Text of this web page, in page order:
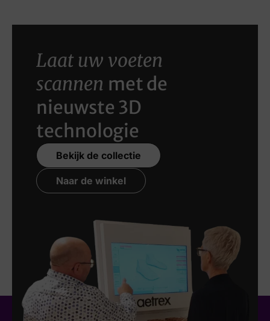
Laat uw voeten
scannen met de
nieuwste 3D
technologie
Bekijk de collectie
Naar de winkel